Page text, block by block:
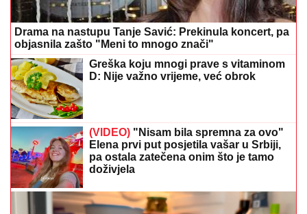
Drama na nastupu Tanje Savić: Prekinula koncert, pa
objasnila zašto "Meni to mnogo znači"
Greška koju mnogi prave s vitaminom
D: Nije važno vrijeme, već obrok
(VIDEO) "Nisam bila spremna za ovo"
Elena prvi put posjetila vašar u Srbiji,
pa ostala zatečena onim što je tamo
doživjela